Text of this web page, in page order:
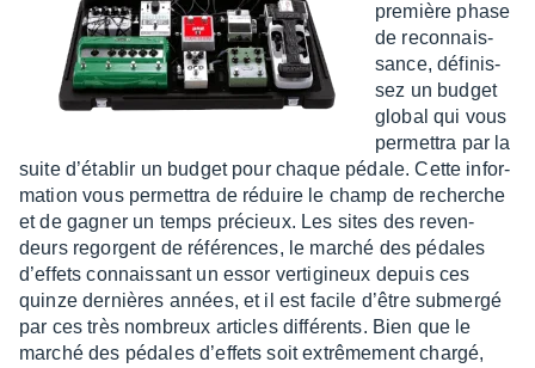
première phase
de recon­nais­
sance, défi­nis­
sez un budget
global qui vous
permet­tra par la
suite d’éta­blir un budget pour chaque pédale. Cette infor­
ma­tion vous permet­tra de réduire le champ de recherche
et de gagner un temps précieux. Les sites des reven­
deurs regorgent de réfé­rences, le marché des pédales
d’ef­fets connais­sant un essor verti­gi­neux depuis ces
quinze dernières années, et il est facile d’être submergé
par ces très nombreux articles diffé­rents. Bien que le
marché des pédales d’ef­fets soit extrê­me­ment chargé,